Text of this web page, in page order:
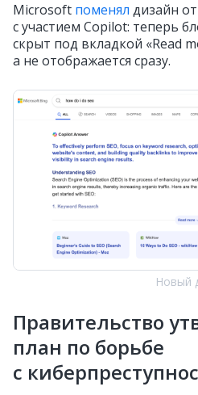
Microsoft поменял дизайн
с участием Copilot: теперь
скрыт под вкладкой «Read
а не отображается сразу.
Новый
Правительство
план по борьбе
с